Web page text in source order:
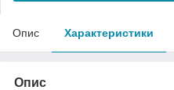
Опис Характеристики
Опис